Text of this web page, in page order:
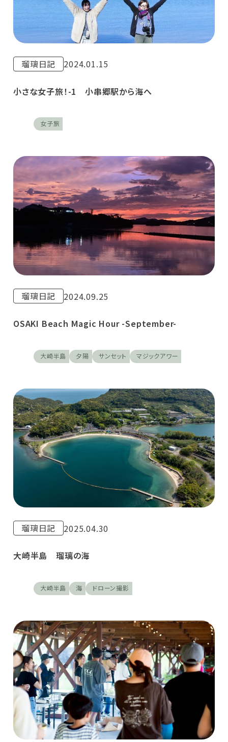
瑠璃日記 2024.01.15
小さな女子旅！-1 小串郷駅から海へ
女子旅
瑠璃日記 2024.09.25
OSAKI Beach Magic Hour -September-
大崎半島 夕陽 サンセット マジックアワー
瑠璃日記 2025.04.30
大崎半島 瑠璃の海
大崎半島 海 ドローン撮影